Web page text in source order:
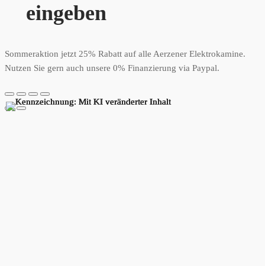
eingeben
Sommeraktion jetzt 25% Rabatt auf alle Aerzener Elektrokamine.
Nutzen Sie gern auch unsere 0% Finanzierung via Paypal.